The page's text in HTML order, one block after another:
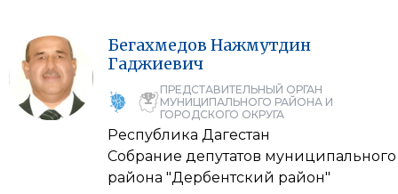
Бегахмедов Нажмутдин
Гаджиевич
ПРЕДСТАВИТЕЛЬНЫЙ ОРГАН
МУНИЦИПАЛЬНОГО РАЙОНА И
ГОРОДСКОГО ОКРУГА
Республика Дагестан
Собрание депутатов муниципального
района "Дербентский район"